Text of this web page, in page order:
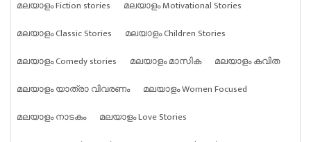
മലയാളം Fiction stories
മലയാളം Motivational Stories
മലയാളം Classic Stories
മലയാളം Children Stories
മലയാളം Comedy stories
മലയാളം മാസിക
മലയാളം കവിത
മലയാളം യാത്രാ വിവരണം
മലയാളം Women Focused
മലയാളം നാടകം
മലയാളം Love Stories